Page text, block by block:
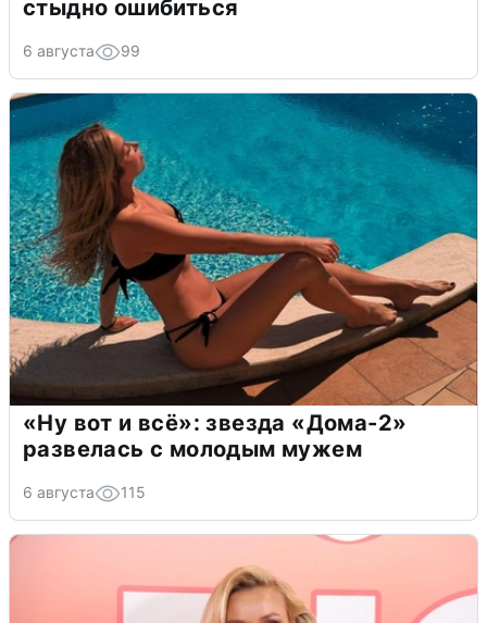
стыдно ошибиться
6 августа 99
«Ну вот и всё»: звезда «Дома-2»
развелась с молодым мужем
6 августа 115